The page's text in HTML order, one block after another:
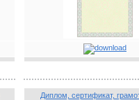
Диплом, сертификат,